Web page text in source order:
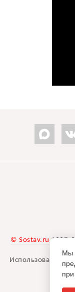
© Sostav.ru 1998-
Использование
Мы
при